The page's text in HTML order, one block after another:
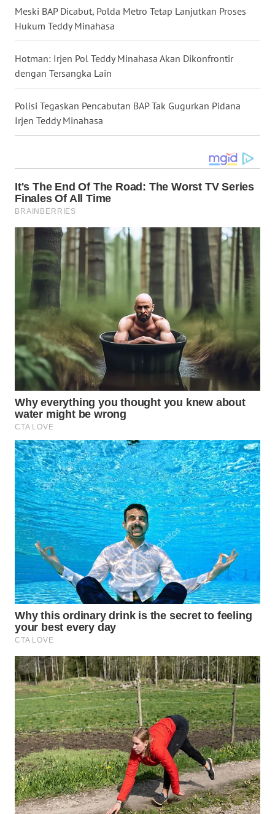
Meski BAP Dicabut, Polda Metro Tetap Lanjutkan Proses
Hukum Teddy Minahasa
Hotman: Irjen Pol Teddy Minahasa Akan Dikonfrontir
dengan Tersangka Lain
Polisi Tegaskan Pencabutan BAP Tak Gugurkan Pidana
Irjen Teddy Minahasa
MALUT
DAIRI
WN
DANAU
TOBA
WN
NIAS
WN
LANGKAT
WN
TAPANULI
SELATAN
WN
TANJUNG
LESUNG
WN
KARO
WN
SIMALUNGUN
WN
LABUHANBATU
WN
TAPANULI
TENGAH
WN DELI
SERDANG
WN
TEBING
TINGGI